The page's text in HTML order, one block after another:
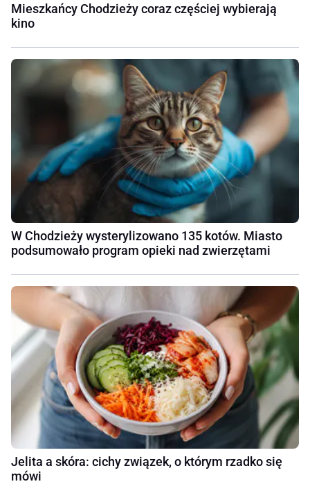
Mieszkańcy Chodzieży coraz częściej wybierają
kino
W Chodzieży wysterylizowano 135 kotów. Miasto
podsumowało program opieki nad zwierzętami
Jelita a skóra: cichy związek, o którym rzadko się
mówi